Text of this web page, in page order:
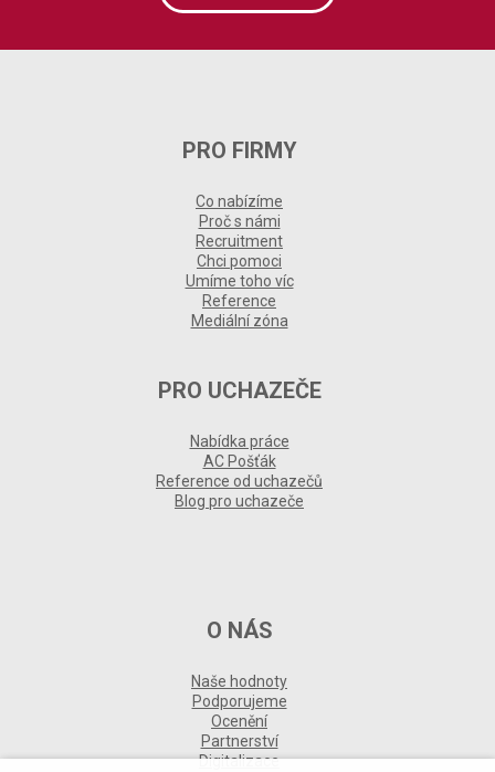
PRO FIRMY
Co nabízíme
Proč s námi
Recruitment
Chci pomoci
Umíme toho víc
Reference
Mediální zóna
PRO UCHAZEČE
Nabídka práce
AC Pošťák
Reference od uchazečů
Blog pro uchazeče
O NÁS
Naše hodnoty
Podporujeme
Ocenění
Partnerství
Digitalizace